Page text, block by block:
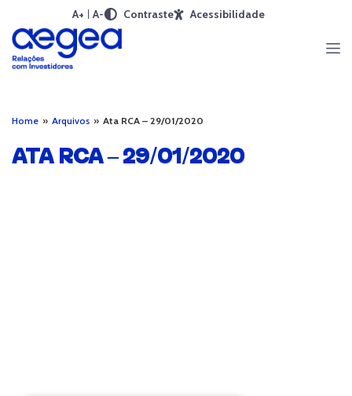
A+ A- Contraste Acessibilidade
Home » Arquivos » Ata RCA – 29/01/2020
ATA RCA – 29/01/2020